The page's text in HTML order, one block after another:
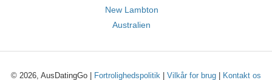
New Lambton
Australien
© 2026, AusDatingGo | Fortrolighedspolitik Vilkår for brug Kontakt os